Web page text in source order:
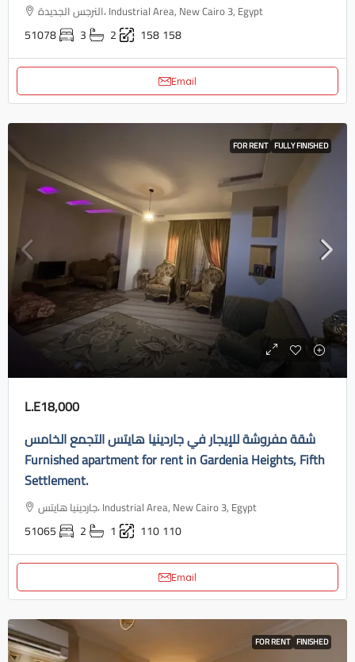
النرجس الجديدة، Industrial Area, New Cairo 3, Egypt
51078 3 2 158158
Email
FOR RENT FULLY FINISHED
L.E18,000
شقة مفروشة للإيجار في جاردينيا هايتس التجمع الخامس
Furnished apartment for rent in Gardenia Heights, Fifth
Settlement.
جاردينيا هايتس، Industrial Area, New Cairo 3, Egypt
51065 2 1 110110
Email
FOR RENT FINISHED